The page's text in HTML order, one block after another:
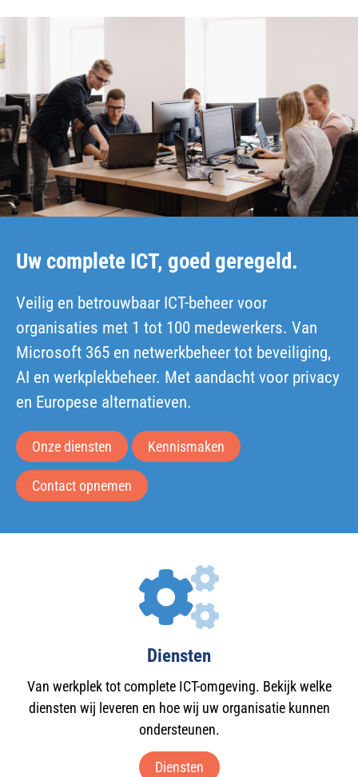
Uw complete ICT, goed geregeld.
Veilig en betrouwbaar ICT-beheer voor
organisaties met 1 tot 100 medewerkers. Van
Microsoft 365 en netwerkbeheer tot beveiliging,
AI en werkplekbeheer. Met aandacht voor privacy
en Europese alternatieven.
Onze diensten Kennismaken
Contact opnemen
Diensten
Van werkplek tot complete ICT-omgeving. Bekijk welke
diensten wij leveren en hoe wij uw organisatie kunnen
ondersteunen.
Diensten